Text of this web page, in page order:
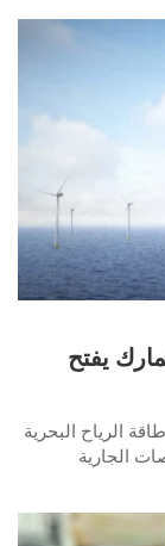
يفتح
الرياح البحرية
الجارية